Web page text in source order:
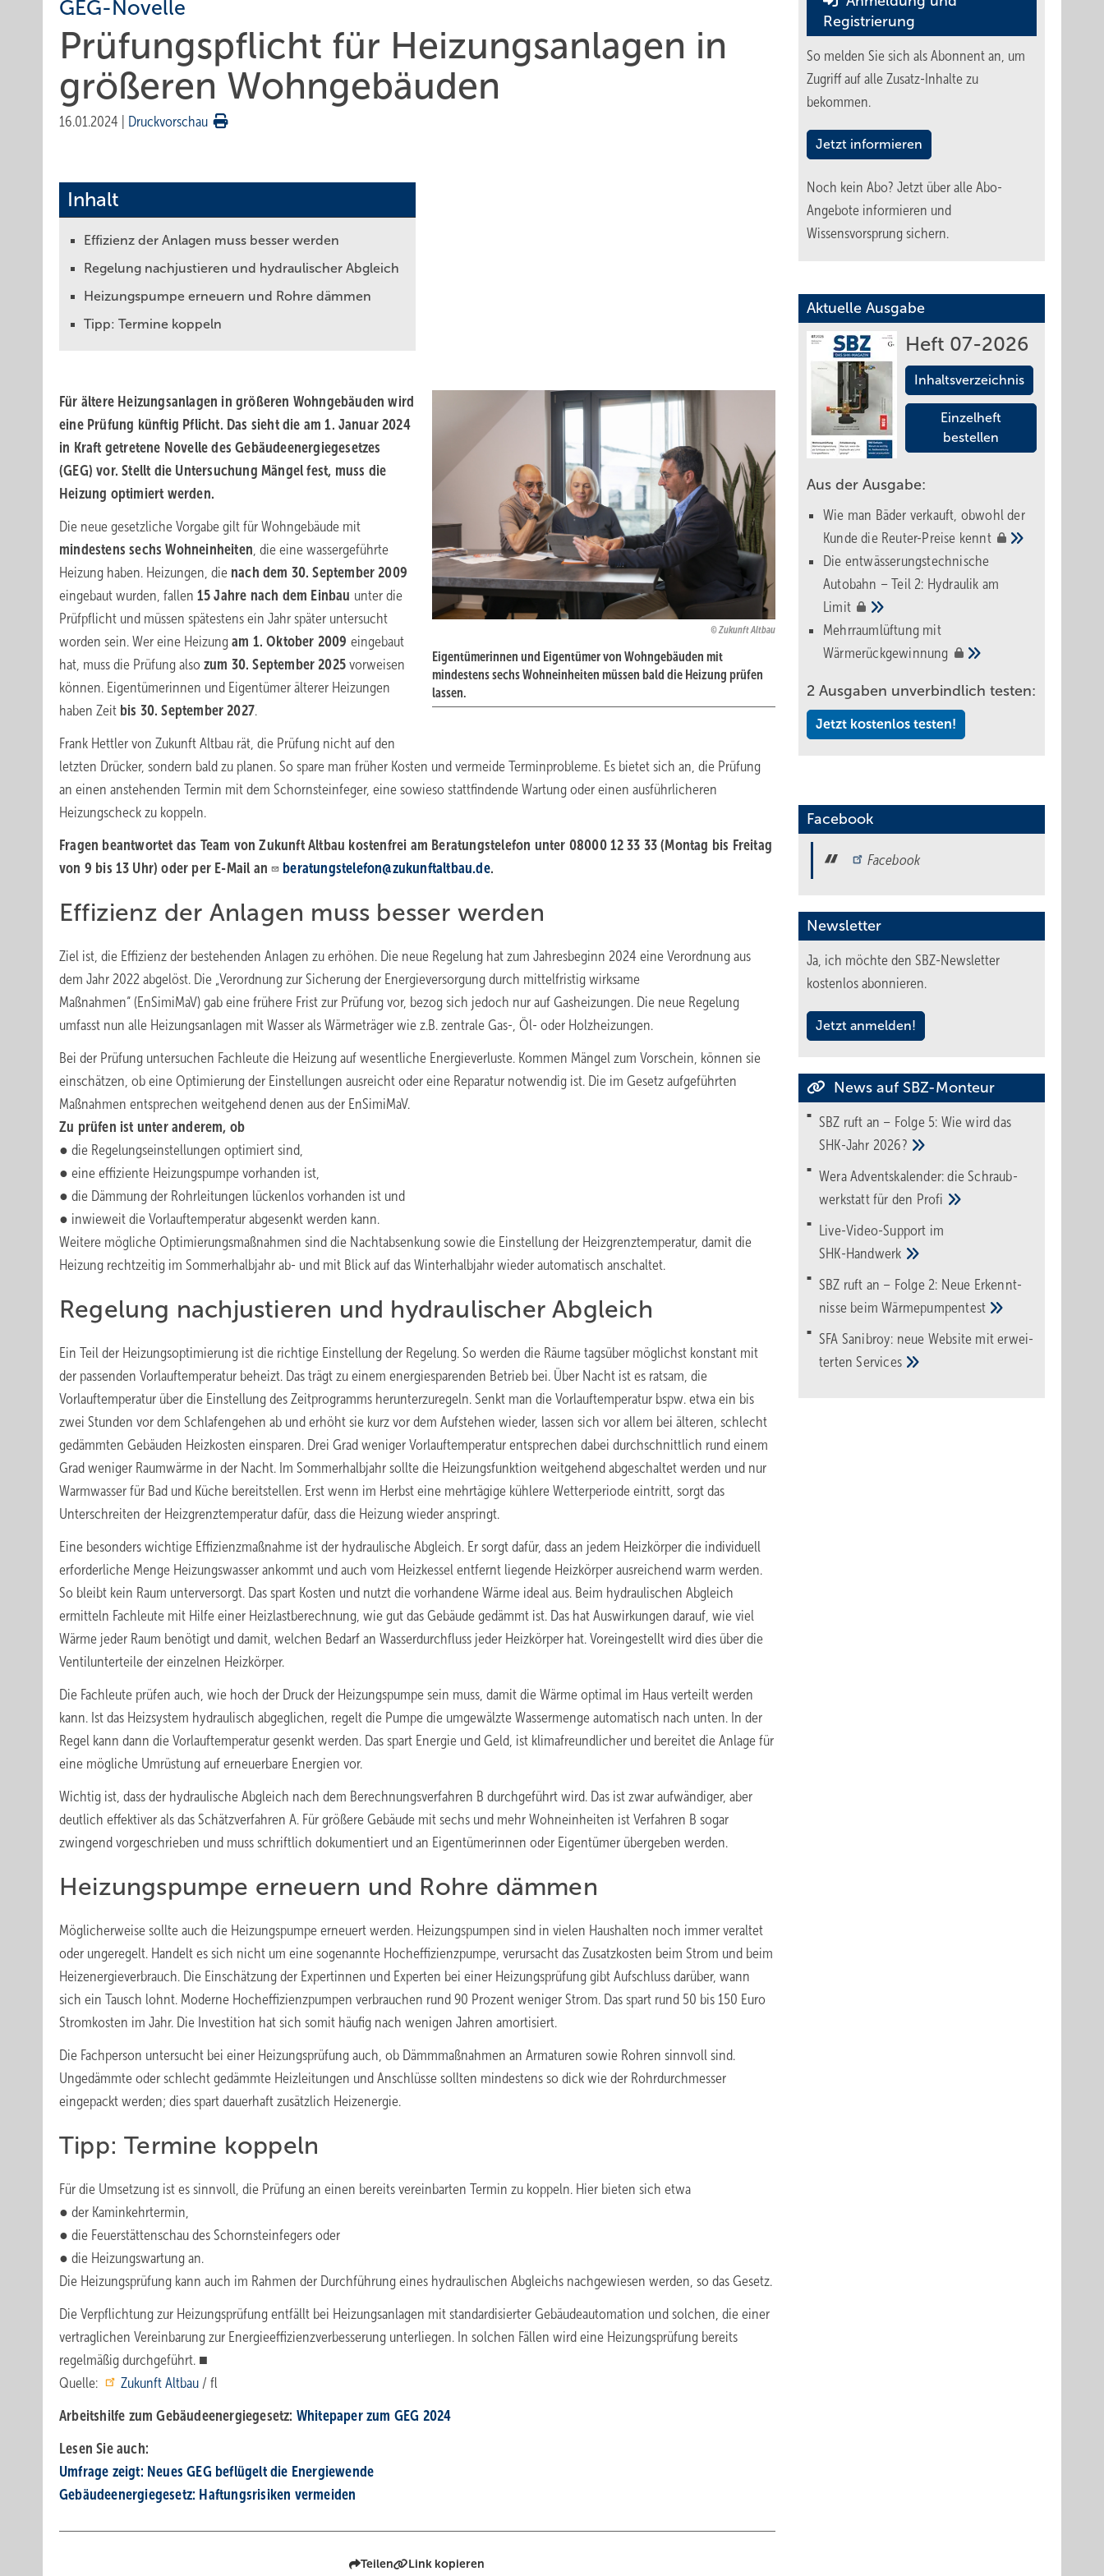
GEG-Novelle
Prüfungs­pflicht für Heizungs­anlagen in
größeren Wohn­gebäuden
16.01.2024 Druckvorschau
Inhalt
Effizienz der Anlagen muss besser werden
Regelung nachjustieren und hydraulischer Abgleich
Heizungspumpe erneuern und Rohre dämmen
Tipp: Termine koppeln
Zukunft Altbau
Eigentümerinnen und Eigentümer von Wohngebäuden mit
mindestens sechs Wohneinheiten müssen bald die Heizung prüfen
lassen.
Für ältere Heizungsanlagen in größeren Wohngebäuden wird
eine Prüfung künftig Pflicht. Das sieht die am 1. Januar 2024
in Kraft getretene Novelle des Gebäudeenergiegesetzes
(GEG) vor. Stellt die Untersuchung Mängel fest, muss die
Heizung optimiert werden.
Die neue gesetzliche Vorgabe gilt für Wohngebäude mit
mindestens sechs Wohneinheiten, die eine wassergeführte
Heizung haben. Heizungen, die nach dem 30. September 2009
eingebaut wurden, fallen 15 Jahre nach dem Einbau unter die
Prüfpflicht und müssen spätestens ein Jahr später untersucht
worden sein. Wer eine Heizung am 1. Oktober 2009 eingebaut
hat, muss die Prüfung also zum 30. September 2025 vorweisen
können. Eigentümerinnen und Eigentümer älterer Heizungen
haben Zeit bis 30. September 2027.
Frank Hettler von Zukunft Altbau rät, die Prüfung nicht auf den
letzten Drücker, sondern bald zu planen. So spare man früher Kosten und vermeide Terminprobleme. Es bietet sich an, die Prüfung
an einen anstehenden Termin mit dem Schornsteinfeger, eine sowieso stattfindende Wartung oder einen ausführlicheren
Heizungscheck zu koppeln.
Fragen beantwortet das Team von Zukunft Altbau kostenfrei am Beratungstelefon unter 08000 12 33 33 (Montag bis Freitag
von 9 bis 13 Uhr) oder per E-Mail an beratungstelefon@zukunftaltbau.de.
Effizienz der Anlagen muss besser werden
Ziel ist, die Effizienz der bestehenden Anlagen zu erhöhen. Die neue Regelung hat zum Jahresbeginn 2024 eine Verordnung aus
dem Jahr 2022 abgelöst. Die „Verordnung zur Sicherung der Energieversorgung durch mittelfristig wirksame
Maßnahmen“ (EnSimiMaV) gab eine frühere Frist zur Prüfung vor, bezog sich jedoch nur auf Gasheizungen. Die neue Regelung
umfasst nun alle Heizungsanlagen mit Wasser als Wärmeträger wie z.B. zentrale Gas-, Öl- oder Holzheizungen.
Bei der Prüfung untersuchen Fachleute die Heizung auf wesentliche Energieverluste. Kommen Mängel zum Vorschein, können sie
einschätzen, ob eine Optimierung der Einstellungen ausreicht oder eine Reparatur notwendig ist. Die im Gesetz aufgeführten
Maßnahmen entsprechen weitgehend denen aus der EnSimiMaV.
Zu prüfen ist unter anderem, ob
● die Regelungseinstellungen optimiert sind,
● eine effiziente Heizungspumpe vorhanden ist,
● die Dämmung der Rohrleitungen lückenlos vorhanden ist und
● inwieweit die Vorlauftemperatur abgesenkt werden kann.
Weitere mögliche Optimierungsmaßnahmen sind die Nachtabsenkung sowie die Einstellung der Heizgrenztemperatur, damit die
Heizung rechtzeitig im Sommerhalbjahr ab- und mit Blick auf das Winterhalbjahr wieder automatisch anschaltet.
Regelung nachjustieren und hydraulischer Abgleich
Ein Teil der Heizungsoptimierung ist die richtige Einstellung der Regelung. So werden die Räume tagsüber möglichst konstant mit
der passenden Vorlauftemperatur beheizt. Das trägt zu einem energiesparenden Betrieb bei. Über Nacht ist es ratsam, die
Vorlauftemperatur über die Einstellung des Zeitprogramms herunterzuregeln. Senkt man die Vorlauftemperatur bspw. etwa ein bis
zwei Stunden vor dem Schlafengehen ab und erhöht sie kurz vor dem Aufstehen wieder, lassen sich vor allem bei älteren, schlecht
gedämmten Gebäuden Heizkosten einsparen. Drei Grad weniger Vorlauftemperatur entsprechen dabei durchschnittlich rund einem
Grad weniger Raumwärme in der Nacht. Im Sommerhalbjahr sollte die Heizungsfunktion weitgehend abgeschaltet werden und nur
Warmwasser für Bad und Küche bereitstellen. Erst wenn im Herbst eine mehrtägige kühlere Wetterperiode eintritt, sorgt das
Unterschreiten der Heizgrenztemperatur dafür, dass die Heizung wieder anspringt.
Eine besonders wichtige Effizienzmaßnahme ist der hydraulische Abgleich. Er sorgt dafür, dass an jedem Heizkörper die individuell
erforderliche Menge Heizungswasser ankommt und auch vom Heizkessel entfernt liegende Heizkörper ausreichend warm werden.
So bleibt kein Raum unterversorgt. Das spart Kosten und nutzt die vorhandene Wärme ideal aus. Beim hydraulischen Abgleich
ermitteln Fachleute mit Hilfe einer Heizlastberechnung, wie gut das Gebäude gedämmt ist. Das hat Auswirkungen darauf, wie viel
Wärme jeder Raum benötigt und damit, welchen Bedarf an Wasserdurchfluss jeder Heizkörper hat. Voreingestellt wird dies über die
Ventilunterteile der einzelnen Heizkörper.
Die Fachleute prüfen auch, wie hoch der Druck der Heizungspumpe sein muss, damit die Wärme optimal im Haus verteilt werden
kann. Ist das Heizsystem hydraulisch abgeglichen, regelt die Pumpe die umgewälzte Wassermenge automatisch nach unten. In der
Regel kann dann die Vorlauftemperatur gesenkt werden. Das spart Energie und Geld, ist klimafreundlicher und bereitet die Anlage für
eine mögliche Umrüstung auf erneuerbare Energien vor.
Wichtig ist, dass der hydraulische Abgleich nach dem Berechnungsverfahren B durchgeführt wird. Das ist zwar aufwändiger, aber
deutlich effektiver als das Schätzverfahren A. Für größere Gebäude mit sechs und mehr Wohneinheiten ist Verfahren B sogar
zwingend vorgeschrieben und muss schriftlich dokumentiert und an Eigentümerinnen oder Eigentümer übergeben werden.
Heizungspumpe erneuern und Rohre dämmen
Möglicherweise sollte auch die Heizungspumpe erneuert werden. Heizungspumpen sind in vielen Haushalten noch immer veraltet
oder ungeregelt. Handelt es sich nicht um eine sogenannte Hocheffizienzpumpe, verursacht das Zusatzkosten beim Strom und beim
Heizenergieverbrauch. Die Einschätzung der Expertinnen und Experten bei einer Heizungsprüfung gibt Aufschluss darüber, wann
sich ein Tausch lohnt. Moderne Hocheffizienzpumpen verbrauchen rund 90 Prozent weniger Strom. Das spart rund 50 bis 150 Euro
Stromkosten im Jahr. Die Investition hat sich somit häufig nach wenigen Jahren amortisiert.
Die Fachperson untersucht bei einer Heizungsprüfung auch, ob Dämmmaßnahmen an Armaturen sowie Rohren sinnvoll sind.
Ungedämmte oder schlecht gedämmte Heizleitungen und Anschlüsse sollten mindestens so dick wie der Rohrdurchmesser
eingepackt werden; dies spart dauerhaft zusätzlich Heizenergie.
Tipp: Termine koppeln
Für die Umsetzung ist es sinnvoll, die Prüfung an einen bereits vereinbarten Termin zu koppeln. Hier bieten sich etwa
● der Kaminkehrtermin,
● die Feuerstättenschau des Schornsteinfegers oder
● die Heizungswartung an.
Die Heizungsprüfung kann auch im Rahmen der Durchführung eines hydraulischen Abgleichs nachgewiesen werden, so das Gesetz.
Die Verpflichtung zur Heizungsprüfung entfällt bei Heizungsanlagen mit standardisierter Gebäudeautomation und solchen, die einer
vertraglichen Vereinbarung zur Energieeffizienzverbesserung unterliegen. In solchen Fällen wird eine Heizungsprüfung bereits
regelmäßig durchgeführt. ■
Quelle:
Zukunft Altbau / fl
Arbeitshilfe zum Gebäudeenergiegesetz: Whitepaper zum GEG 2024
Lesen Sie auch:
Umfrage zeigt: Neues GEG beflügelt die Energiewende
Gebäudeenergiegesetz: Haftungsrisiken vermeiden
Teilen Link kopieren
Registrierung
So melden Sie sich als Abonnent an, um
Zugriff auf alle Zusatz-Inhalte zu
bekommen.
Jetzt informieren
Noch kein Abo? Jetzt über alle Abo-
Angebote informieren und
Wissensvorsprung sichern.
Aktuelle Ausgabe
Heft 07-2026
Inhaltsverzeichnis
Einzelheft
bestellen
Aus der Ausgabe:
Wie man Bäder verkauft, obwohl der
Kunde die Reuter-Preise kennt
Die entwässerungstechnische
Autobahn – Teil 2: Hydraulik am
Limit
Mehrraumlüftung mit
Wärmerückgewinnung
2 Ausgaben unverbindlich testen:
Jetzt kostenlos testen!
Facebook
Facebook
Newsletter
Ja, ich möchte den SBZ-Newsletter
kostenlos abonnieren.
Jetzt anmelden!
News auf SBZ-Monteur
SBZ ruft an – Folge 5: Wie wird das
SHK-Jahr 2026?
Wera Adventskalender: die Schraub­
werk­statt für den Pro­fi
Live-Video-Support im
SHK-Handwerk
SBZ ruft an – Folge 2: Neue Erkennt­
nisse beimWärme­pumpen­test
SFA Sanibroy: neue Web­site mit erwei­
tertenServices